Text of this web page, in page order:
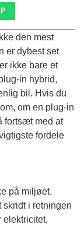
den mest
er dybest set
ikke bare et
in hybrid,
bil. Hvis du
om en plug-in
fortsæt med at
fordele
på miljøet.
skridt i retningen
elektricitet,